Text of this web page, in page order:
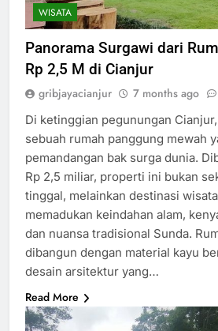
WISATA
Panorama Surgawi dari
Rp 2,5 M di Cianjur
gribjayacianjur 7 months ago
Di ketinggian pegunungan
sebuah rumah panggung mewah
pemandangan bak surga dunia.
Rp 2,5 miliar, properti ini bukan
tinggal, melainkan destinasi
memadukan keindahan alam,
dan nuansa tradisional Sunda.
dibangun dengan material kayu
desain arsitektur yang…
Read More